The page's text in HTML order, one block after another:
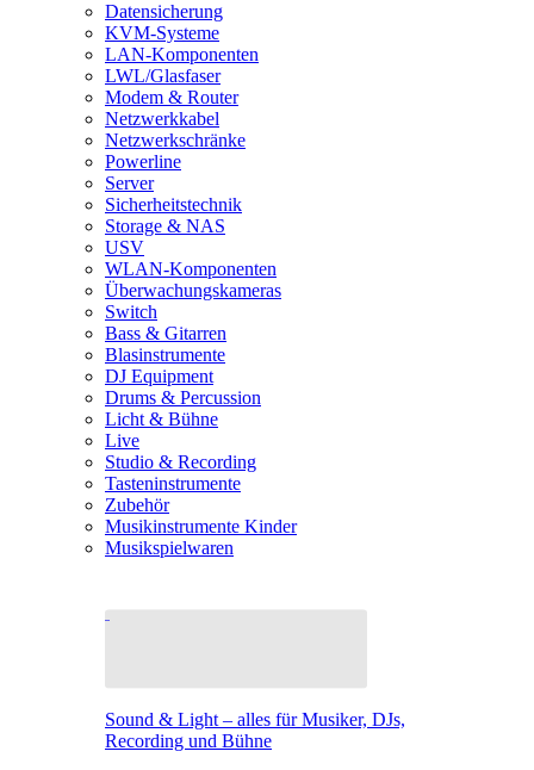
Datensicherung
KVM-Systeme
LAN-Komponenten
LWL/Glasfaser
Modem & Router
Netzwerkkabel
Netzwerkschränke
Powerline
Server
Sicherheitstechnik
Storage & NAS
USV
WLAN-Komponenten
Überwachungskameras
Switch
Bass & Gitarren
Blasinstrumente
DJ Equipment
Drums & Percussion
Licht & Bühne
Live
Studio & Recording
Tasteninstrumente
Zubehör
Musikinstrumente Kinder
Musikspielwaren
Sound & Light – alles für Musiker, DJs,
Recording und Bühne